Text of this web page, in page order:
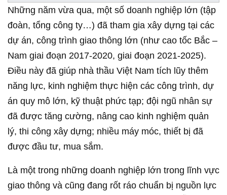
Những năm vừa qua, một số doanh nghiệp lớn (tập
đoàn, tổng công ty…) đã tham gia xây dựng tại các
dự án, công trình giao thông lớn (như cao tốc Bắc –
Nam giai đoạn 2017-2020, giai đoạn 2021-2025).
Điều này đã giúp nhà thầu Việt Nam tích lũy thêm
năng lực, kinh nghiệm thực hiện các công trình, dự
án quy mô lớn, kỹ thuật phức tạp; đội ngũ nhân sự
đã được tăng cường, nâng cao kinh nghiệm quản
lý, thi công xây dựng; nhiều máy móc, thiết bị đã
được đầu tư, mua sắm.
Là một trong những doanh nghiệp lớn trong lĩnh vực
giao thông và cũng đang rốt ráo chuẩn bị nguồn lực